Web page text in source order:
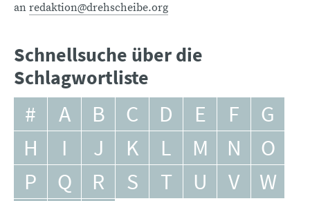
an redaktion@drehscheibe.org
Schnellsuche über die
Schlagwortliste
# A B C D E F
G
H
I J K L M N
O
P
Q R S T U V
W